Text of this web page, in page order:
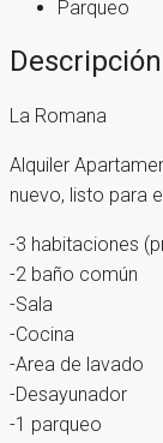
Parqueo
Descripción
La Romana
Alquiler
nuevo, listo para
-3 habitaciones
-2 baño común
-Sala
-Cocina
-Area de lavado
-Desayunador
-1 parqueo